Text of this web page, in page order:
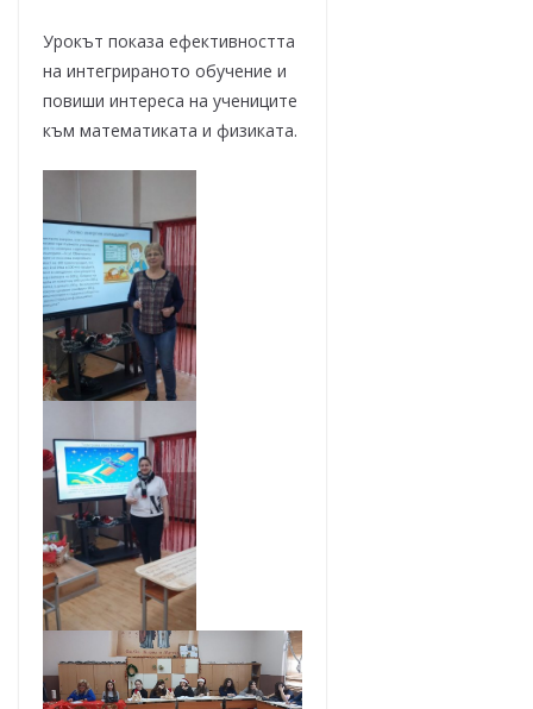
Урокът показа ефективността
на интегрираното обучение и
повиши интереса на учениците
към математиката и физиката.